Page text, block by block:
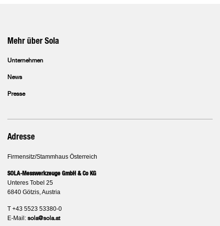
Mehr über Sola
Unternehmen
News
Presse
Adresse
Firmensitz/Stammhaus Österreich
SOLA-Messwerkzeuge GmbH & Co KG
Unteres Tobel 25
6840 Götzis, Austria
T +43 5523 53380-0
E-Mail: sola@sola.at